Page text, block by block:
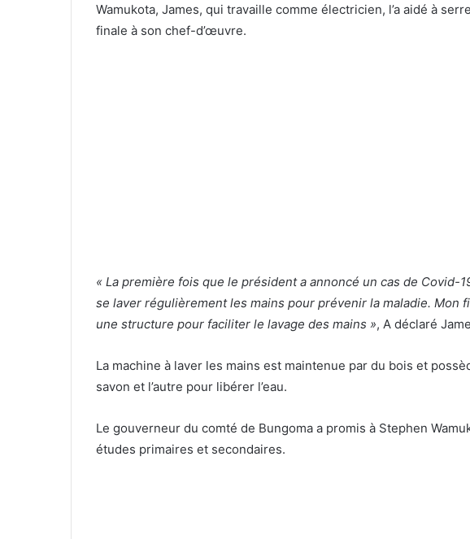
Wamukota, James, qui travaille comme électricien, l’a aidé à
finale à son chef-d’œuvre.
« La première fois que le président a annoncé un cas de Covid-
se laver régulièrement les mains pour prévenir la maladie. Mon
une structure pour faciliter le lavage des mains », A déclaré
La machine à laver les mains est maintenue par du bois et
savon et l’autre pour libérer l’eau.
Le gouverneur du comté de Bungoma a promis à Stephen
études primaires et secondaires.